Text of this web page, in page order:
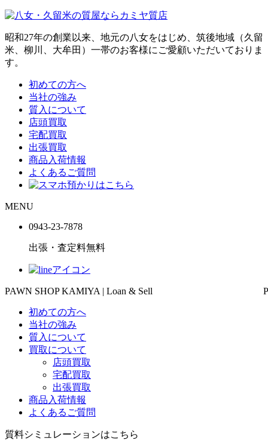
昭和27年の創業以来、地元の八女をはじめ、筑後地域（久留
米、柳川、大牟田）一帯のお客様にご愛顧いただいておりま
す。
初めての方へ
当社の強み
質入について
店頭買取
宅配買取
出張買取
商品入荷情報
よくあるご質問
MENU
0943-23-7878
出張・査定料無料
PAWN SHOP KAMIYA | Loan & Sell
初めての方へ
当社の強み
質入について
買取について
店頭買取
宅配買取
出張買取
商品入荷情報
よくあるご質問
質料シミュレーションはこちら